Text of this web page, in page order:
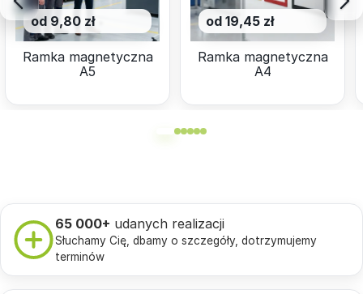
od 9,80 zł
Ramka magnetyczna
A5
od 19,45 zł
Ramka magnetyczna
A4
65 000+ udanych realizacji
Słuchamy Cię, dbamy o szczegóły, dotrzymujemy
terminów